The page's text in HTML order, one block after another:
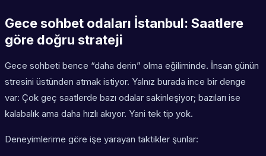
Gece sohbet odaları İstanbul: Saatlere
göre doğru strateji
Gece sohbeti bence “daha derin” olma eğiliminde. İnsan günün
stresini üstünden atmak istiyor. Yalnız burada ince bir denge
var: Çok geç saatlerde bazı odalar sakinleşiyor; bazıları ise
kalabalık ama daha hızlı akıyor. Yani tek tip yok.
Deneyimlerime göre işe yarayan taktikler şunlar: